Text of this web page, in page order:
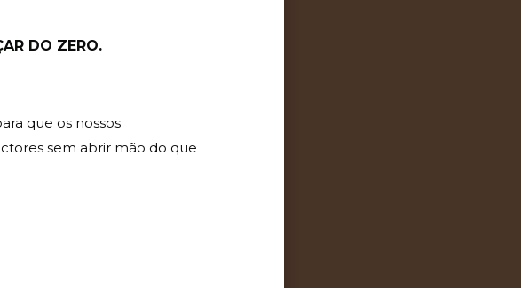
DO ZERO.
que os nossos
sem abrir mão do que